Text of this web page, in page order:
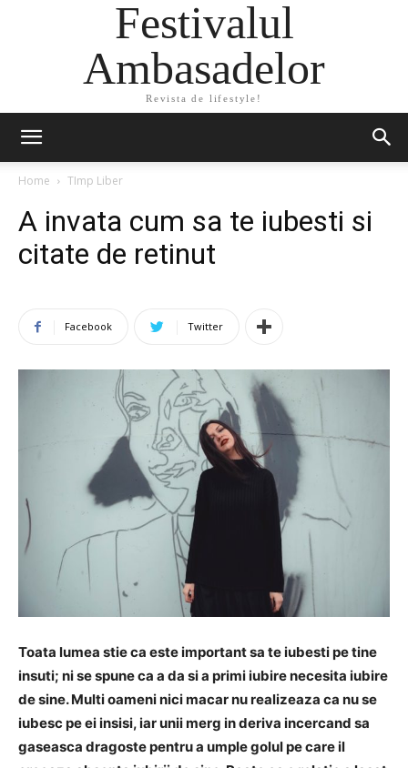
Festivalul
Ambasadelor
Revista de lifestyle!
Home TImp Liber
A invata cum sa te iubesti si
citate de retinut
Facebook Twitter
Toata lumea stie ca este important sa te iubesti pe tine
insuti; ni se spune ca a da si a primi iubire necesita iubire
de sine. Multi oameni nici macar nu realizeaza ca nu se
iubesc pe ei insisi, iar unii merg in deriva incercand sa
gaseasca dragoste pentru a umple golul pe care il